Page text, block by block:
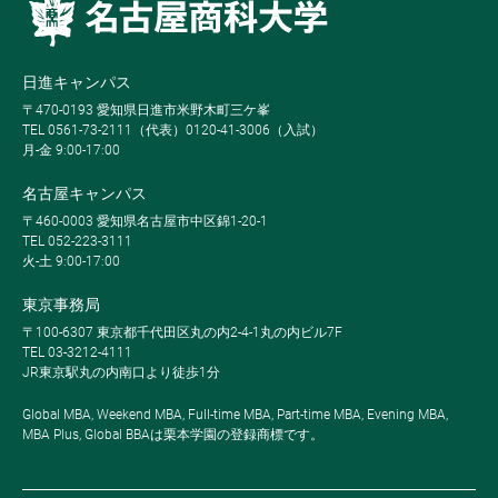
日進キャンパス
〒470-0193 愛知県日進市米野木町三ケ峯
TEL 0561-73-2111（代表）0120-41-3006（入試）
月-金 9:00-17:00
名古屋キャンパス
〒460-0003 愛知県名古屋市中区錦1-20-1
TEL 052-223-3111
火-土 9:00-17:00
東京事務局
〒100-6307 東京都千代田区丸の内2-4-1丸の内ビル7F
TEL 03-3212-4111
JR東京駅丸の内南口より徒歩1分
Global MBA, Weekend MBA, Full-time MBA, Part-time MBA, Evening MBA,
MBA Plus, Global BBAは栗本学園の登録商標です。